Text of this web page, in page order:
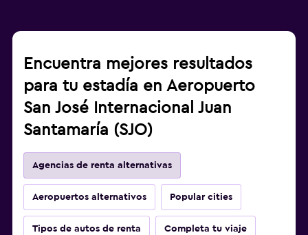
Encuentra mejores resultados
para tu estadía en Aeropuerto
San José Internacional Juan
Santamaría (SJO)
Agencias de renta alternativas
Aeropuertos alternativos Popular cities
Tipos de autos de renta Completa tu viaje